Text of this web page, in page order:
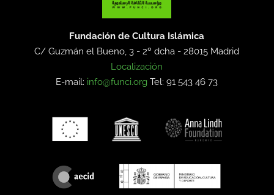
Fundación de Cultura Islámica
C/ Guzmán el Bueno, 3 - 2º dcha -28015 Madrid
Localización
E-mail: info@funci.org Tel: 91 543 46 73